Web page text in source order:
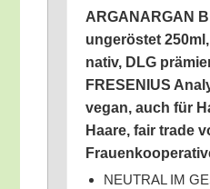
ARGANARGAN
unge­rös­tet
nativ, DLG
FRESENIUS
vegan, auch für
Haa­re, fair trade
NEUTRAL IM